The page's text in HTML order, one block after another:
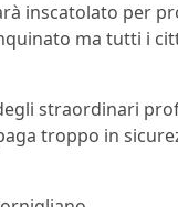
inscatolato per
ma tutti i
straordinari
troppo in